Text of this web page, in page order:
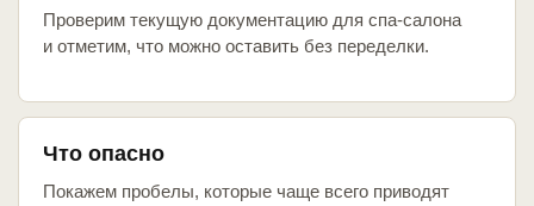
Проверим текущую документацию для спа-салона
и отметим, что можно оставить без переделки.
Что опасно
Покажем пробелы, которые чаще всего приводят